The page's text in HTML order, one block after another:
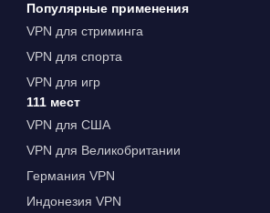
Популярные применения
VPN для стриминга
VPN для спорта
VPN для игр
111 мест
VPN для США
VPN для Великобритании
Германия VPN
Индонезия VPN